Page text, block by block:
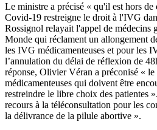
Le ministre a précisé « qu'il est hors
Covid-19 restreigne le droit à l'IVG
Rossignol relayait l'appel de médecins
Monde qui réclament un allongement
les IVG médicamenteuses et pour les
l’annulation du délai de réflexion de
réponse, Olivier Véran a préconisé «
médicamenteuses qui doivent être
restreindre le libre choix des patientes
recours à la téléconsultation pour les
la délivrance de la pilule abortive ».